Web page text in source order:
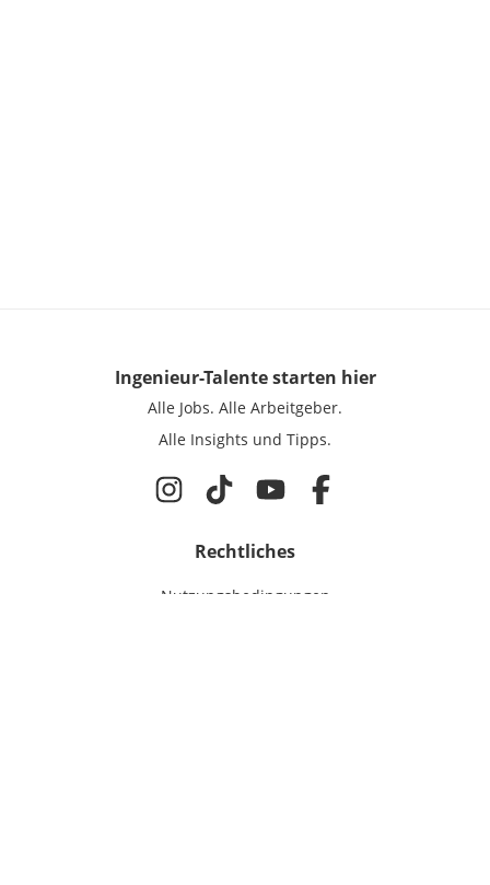
Ingenieur-Talentestarten hier
Alle Jobs. Alle Arbeitgeber.
Alle Insights und Tipps.
Rechtliches
Nutzungsbedingungen